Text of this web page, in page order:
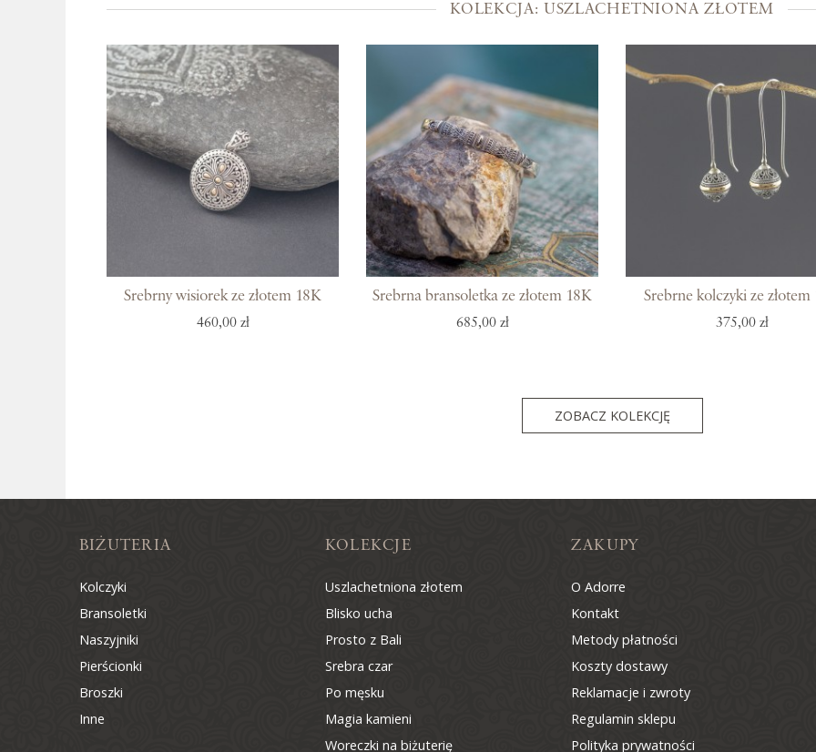
Srebra czar
Magia kamieni
Woreczki na biżuterię
KOLEKCJA: USZLACHETNIONA ZŁOTEM
Srebrny wisiorek ze złotem 18K
460,00 zł
Srebrna bransoletka ze złotem 18K
685,00 zł
Srebrne kolczyki ze złotem
375,00 zł
ZOBACZ KOLEKCJĘ
BIŻUTERIA
Kolczyki
Bransoletki
Naszyjniki
Pierścionki
Broszki
Inne
KOLEKCJE
Uszlachetniona złotem
Blisko ucha
Prosto z Bali
Srebra czar
Po męsku
Magia kamieni
Woreczki na biżuterię
ZAKUPY
O Adorre
Kontakt
Metody płatności
Koszty dostawy
Reklamacje i zwroty
Regulamin sklepu
Polityka prywatności